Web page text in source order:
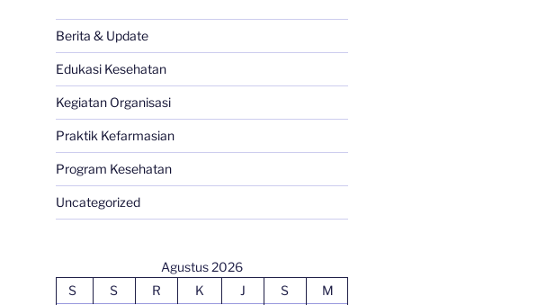
Berita & Update
Edukasi Kesehatan
Kegiatan Organisasi
Praktik Kefarmasian
Program Kesehatan
Uncategorized
Agustus 2026
S
S R K J S
M